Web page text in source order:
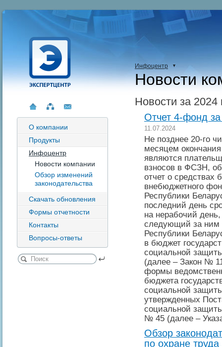
О компании
Продукты
Инфоцентр
Новости компании
Обзор изменений
законодательства
Скачать обновления
Формы отчетности
Контакты
Вопросы-ответы
Инфоцентр
Новости
Новости за 2024
Отчет 4-фонд
11.07.2024
Не позднее 20-го
месяцем
являются
взносов в ФСЗН,
отчет о средствах
внебюджетного
Республики
последний день
на нерабочий
следующий за ним
Республики
в бюджет
социальной
(далее – Закон №
формы
бюджета
социальной
утвержденных
социальной
№ 45 (далее –
Обзор
по охране